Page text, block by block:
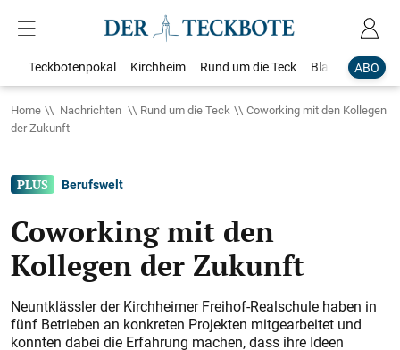
ABO
Teckbotenpokal Kirchheim Rund um die Teck Blaulicht
Home Nachrichten Rund um die Teck
Coworking mit den Kollegen
der Zukunft
Berufswelt
Coworking mit den
Kollegen der Zukunft
Neuntklässler der Kirchheimer Freihof-Realschule haben in
fünf Betrieben an konkreten Projekten mitgearbeitet und
konnten dabei die Erfahrung machen, dass ihre Ideen